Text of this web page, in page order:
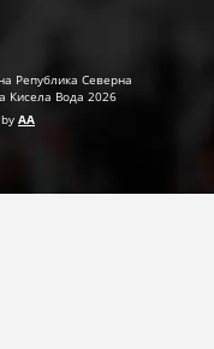
Република Северна
Кисела Вода 2026
AA